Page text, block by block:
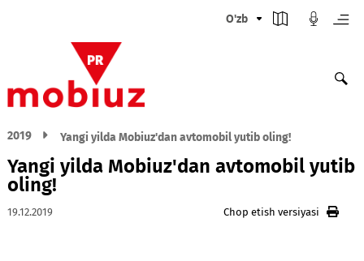
O'zb
Yangi yilda Mobiuz'dan avtomobil
oling!